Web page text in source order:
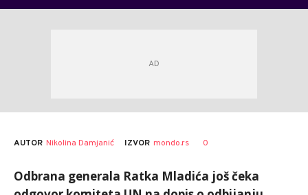
AUTOR Nikolina Damjanić IZVOR mondo.rs 0
Odbrana generala Ratka Mladića još čeka